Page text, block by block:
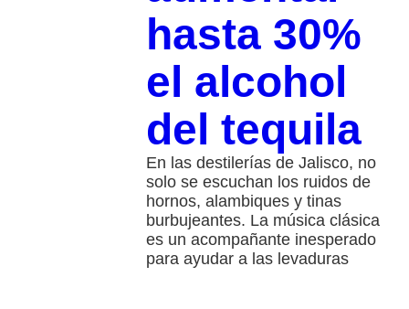
hasta 30%
el alcohol
del tequila
En las destilerías de Jalisco, no
solo se escuchan los ruidos de
hornos, alambiques y tinas
burbujeantes. La música clásica
es un acompañante inesperado
para ayudar a las levaduras